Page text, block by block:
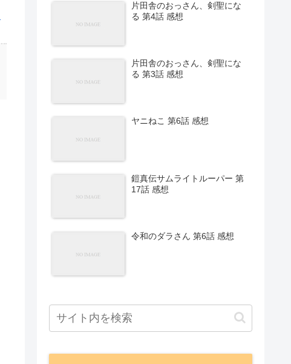
片田舎のおっさん、剣聖にな
る 第4話 感想
片田舎のおっさん、剣聖にな
る 第3話 感想
ヤニねこ 第6話 感想
鎧真伝サムライトルーパー 第
17話 感想
令和のダラさん 第6話 感想